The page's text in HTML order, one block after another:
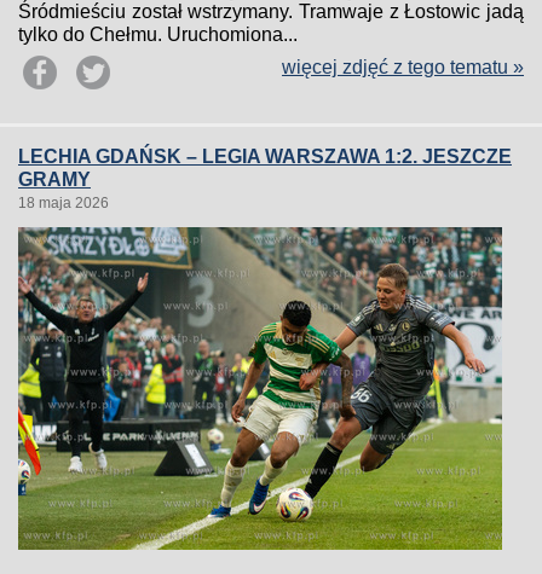
Śródmieściu został wstrzymany. Tramwaje z Łostowic jadą
tylko do Chełmu. Uruchomiona...
więcej zdjęć z tego tematu »
LECHIA GDAŃSK – LEGIA WARSZAWA 1:2. JESZCZE
GRAMY
18 maja 2026